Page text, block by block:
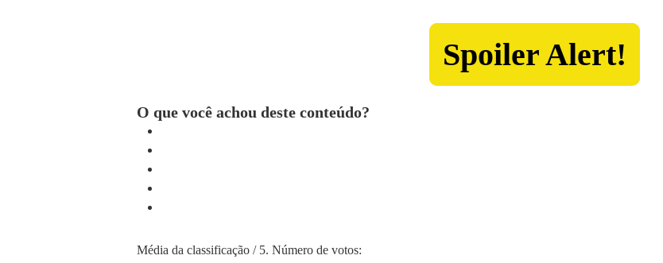
Spoiler Alert!
O que você achou deste conteúdo?
Média da classificação / 5. Número de votos: